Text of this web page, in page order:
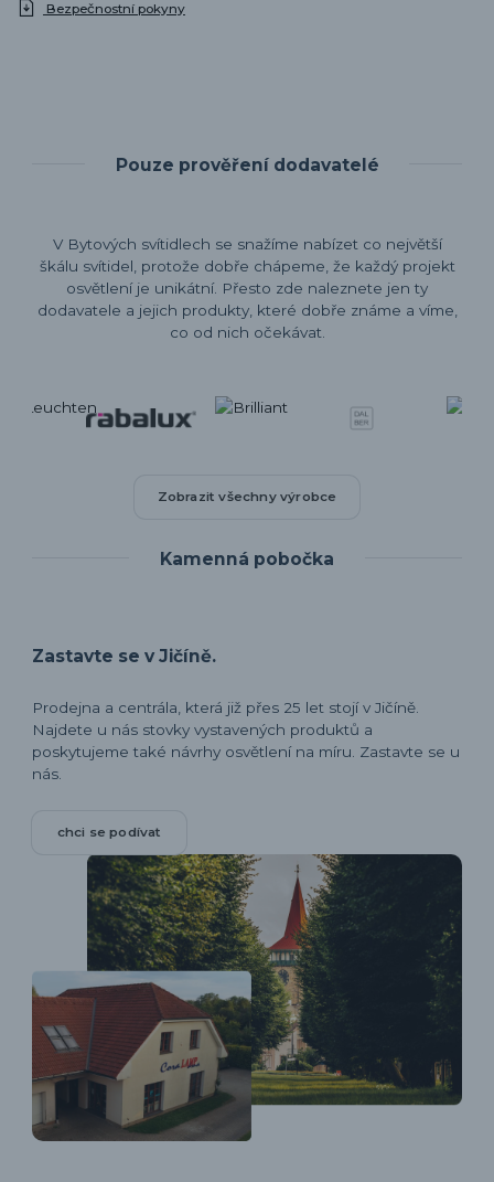
Bezpečnostní pokyny
Pouze prověření dodavatelé
V Bytových svítidlech se snažíme nabízet co největší
škálu svítidel, protože dobře chápeme, že každý projekt
osvětlení je unikátní. Přesto zde naleznete jen ty
dodavatele a jejich produkty, které dobře známe a víme,
co od nich očekávat.
Zobrazit všechny výrobce
Kamenná pobočka
Zastavte se v Jičíně.
Prodejna a centrála, která již přes 25 let stojí v Jičíně.
Najdete u nás stovky vystavených produktů a
poskytujeme také návrhy osvětlení na míru. Zastavte se u
nás.
chci se podívat